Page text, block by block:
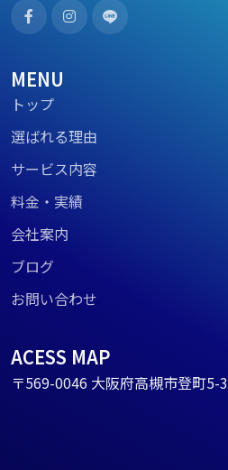
MENU
トップ
選ばれる理由
サービス内容
料金・実績
会社案内
ブログ
お問い合わせ
ACESS MAP
〒569-0046 大阪府高槻市登町5-3